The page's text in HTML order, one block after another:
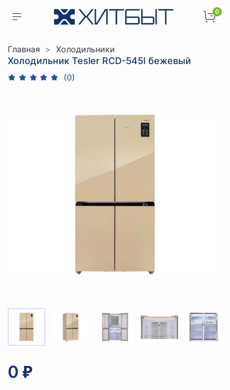
0
Главная Холодильники
Холодильник Tesler RCD-545I бежевый
(0)
0 ₽